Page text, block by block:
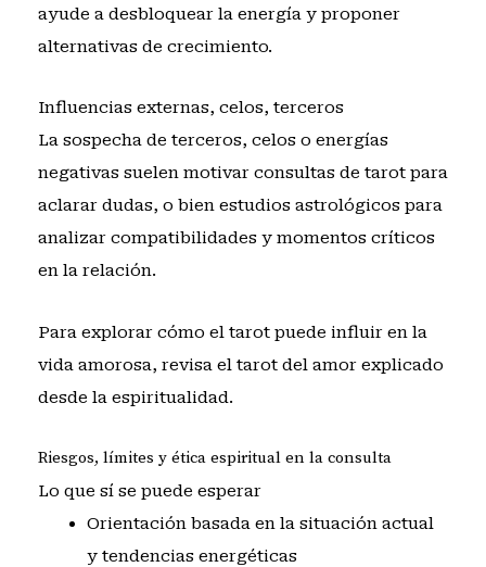
ayude a desbloquear la energía y proponer
alternativas de crecimiento.
Influencias externas, celos, terceros
La sospecha de terceros, celos o energías
negativas suelen motivar consultas de tarot para
aclarar dudas, o bien estudios astrológicos para
analizar compatibilidades y momentos críticos
en la relación.
Para explorar cómo el tarot puede influir en la
vida amorosa, revisa el tarot del amor explicado
desde la espiritualidad.
Riesgos, límites y ética espiritual en la consulta
Lo que sí se puede esperar
Orientación basada en la situación actual
y tendencias energéticas